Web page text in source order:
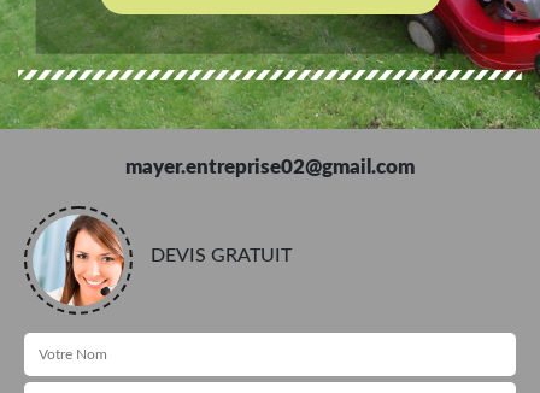
mayer.entreprise02@gmail.com
DEVIS GRATUIT